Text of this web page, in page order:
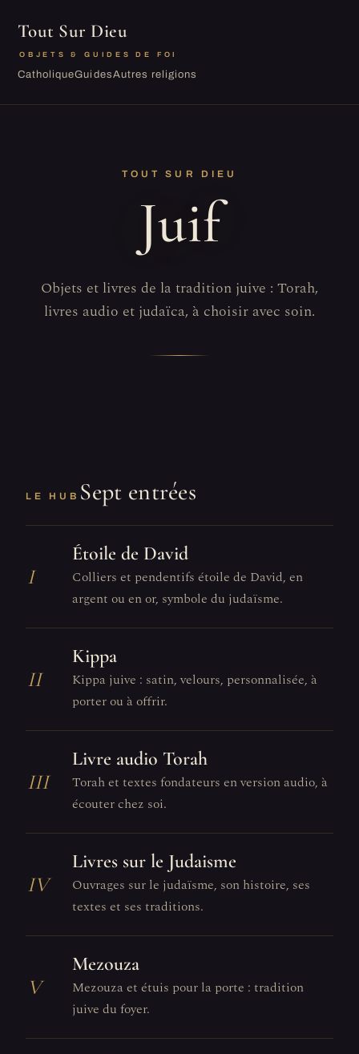
Tout Sur Dieu
OBJETS & GUIDES DE FOI
CatholiqueGuidesAutres religions
TOUT SUR DIEU
Juif
Objets et livres de la tradition juive : Torah,
livres audio et judaïca, à choisir avec soin.
LE HUB Sept entrées
I
Étoile de David
Colliers et pendentifs étoile de David, en
argent ou en or, symbole du judaïsme.
II
Kippa
Kippa juive : satin, velours, personnalisée, à
porter ou à offrir.
III
Livre audio Torah
Torah et textes fondateurs en version audio, à
écouter chez soi.
IV
Livres sur le Judaisme
Ouvrages sur le judaïsme, son histoire, ses
textes et ses traditions.
V
Mezouza
Mezouza et étuis pour la porte : tradition
juive du foyer.